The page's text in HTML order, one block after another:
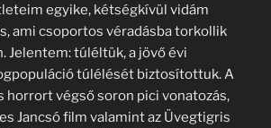
egyike, kétségkívül vidám
ami csoportos véradásba torkollik
Jelentem: túléltük, a jövő évi
túlélését biztosítottuk. A
horrort végső soron pici vonatozás,
Jancsó film valamint az Üvegtigris